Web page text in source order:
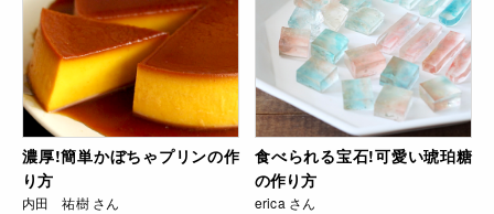
濃厚!簡単かぼちゃプリンの作
り方
内田 祐樹 さん
食べられる宝石!可愛い琥珀糖
の作り方
erica さん